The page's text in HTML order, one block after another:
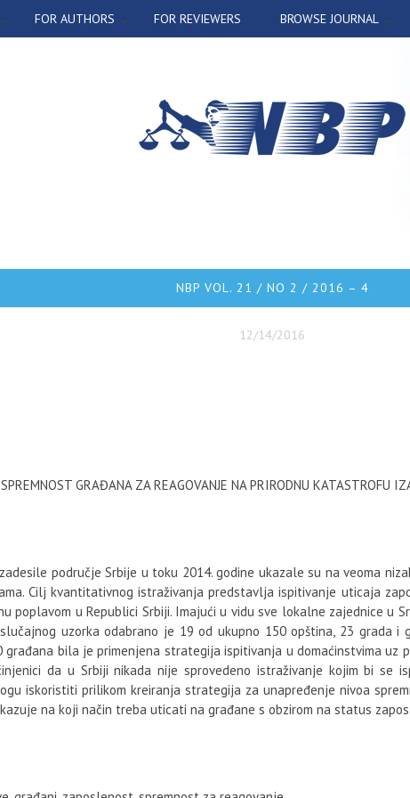
FOR AUTHORS FOR REVIEWERS BROWSE JOURNAL
NBP VOL. 21 / NO 2 / 2016 – 4
12/14/2016
GRAĐANA ZA REAGOVANJE NA PRIRODNU KATASTROFU
područje Srbije u toku 2014. godine ukazale su na veoma
Cilj kvantitativnog istraživanja predstavlja ispitivanje uticaja
poplavom u Republici Srbiji. Imajući u vidu sve lokalne zajednice u
uzorka odabrano je 19 od ukupno 150 opština, 23 grada i
bila je primenjena strategija ispitivanja u domaćinstvima uz
da u Srbiji nikada nije sprovedeno istraživanje kojim bi se
iskoristiti prilikom kreiranja strategija za unapređenje nivoa
na koji način treba uticati na građane s obzirom na status